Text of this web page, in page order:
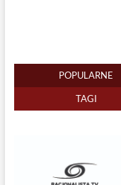
POPULARNE
TAGI